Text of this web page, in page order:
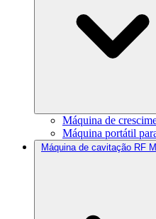
Máquina de
Máquina portátil
Máquina de cavitação RF